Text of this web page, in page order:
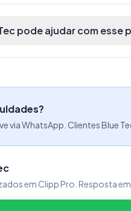
pode ajudar com esse
via WhatsApp. Clientes Blue
em Clipp Pro. Resposta